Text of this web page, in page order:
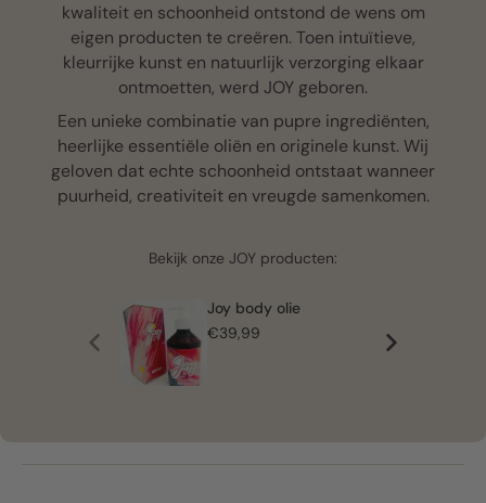
kwaliteit en schoonheid ontstond de wens om
eigen producten te creëren. Toen intuïtieve,
kleurrijke kunst en natuurlijk verzorging elkaar
ontmoetten, werd JOY geboren.
Een unieke combinatie van pupre ingrediënten,
heerlijke essentiële oliën en originele kunst. Wij
geloven dat echte schoonheid ontstaat wanneer
puurheid, creativiteit en vreugde samenkomen.
Bekijk onze JOY producten:
Joy body olie
€39,99